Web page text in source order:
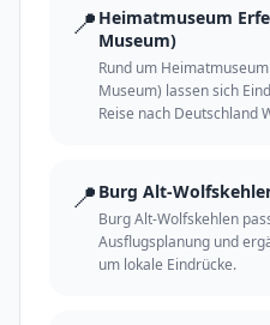
📍 Heimatmuseum
Museum)
Rund um
Museum) lassen sich
Reise nach Deutschland
📍 Burg Alt-
Burg Alt-Wolfskehlen
Ausflugsplanung und
um lokale Eindrücke.